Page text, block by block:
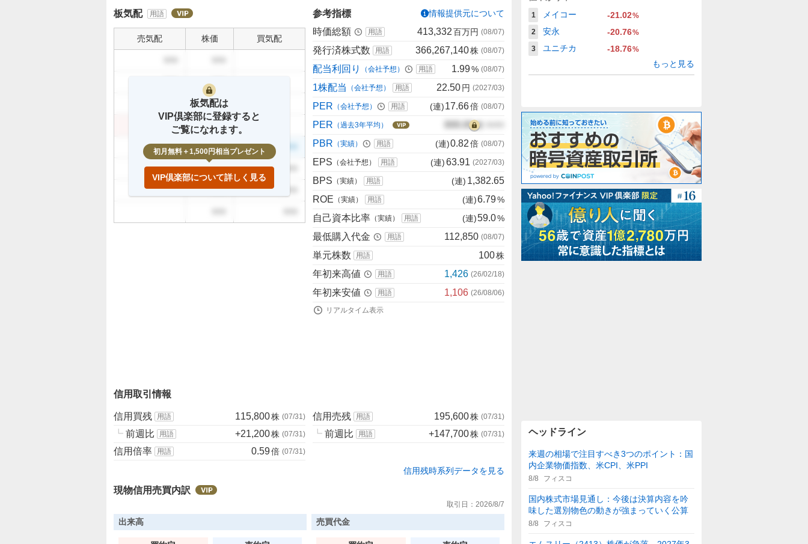
0
買
%
た
0
%
板気配 用語
売気配 株価 買気配
999
999 999
999
999
999
板気配は
VIP倶楽部に登録すると
ご覧になれます。
初月無料＋1,500円相当プレゼント
VIP倶楽部について詳しく見る
参考指標 情報提供元について
時価総額 用語 413,332百万円 (08/07)
発行済株式数 用語 366,267,140株 (08/07)
配当利回り （会社予想） 用語 1.99% (08/07)
1株配当 （会社予想） 用語 22.50円 (2027/03)
PER （会社予想） 用語 (連)17.66倍 (08/07)
PER （過去3年平均） 000.00倍
PBR （実績） 用語 (連)0.82倍 (08/07)
EPS （会社予想） 用語 (連)63.91 (2027/03)
BPS （実績） 用語 (連) 1,382.65
ROE （実績） 用語 (連)6.79%
自己資本比率 （実績） 用語 (連)59.0%
最低購入代金 用語 112,850 (08/07)
単元株数 用語 100株
年初来高値 用語 1,426 (26/02/18)
年初来安値 用語 1,106 (26/08/06)
リアルタイム表示
信用取引情報
信用買残 用語 115,800株 (07/31 )
┗ 前週比 用語 +21,200株 (07/31 )
信用倍率 用語 0.59倍 (07/31 )
信用売残 用語 195,600株 (07/31 )
┗ 前週比 用語 +147,700株 (07/31 )
信用残時系列データを見る
現物信用売買内訳
取引日： 2026/8/7
出来高 売買代金
1 メイコー -21.02%
2
安永 -20.76%
3
ユニチカ -18.76%
もっと見る
ヘッドライン
来週の相場で注目すべき3つのポイント：国
内企業物価指数、米CPI、米PPI
8/8 フィスコ
国内株式市場見通し：今後は決算内容を吟
味した選別物色の動きが強まっていく公算
8/8 フィスコ